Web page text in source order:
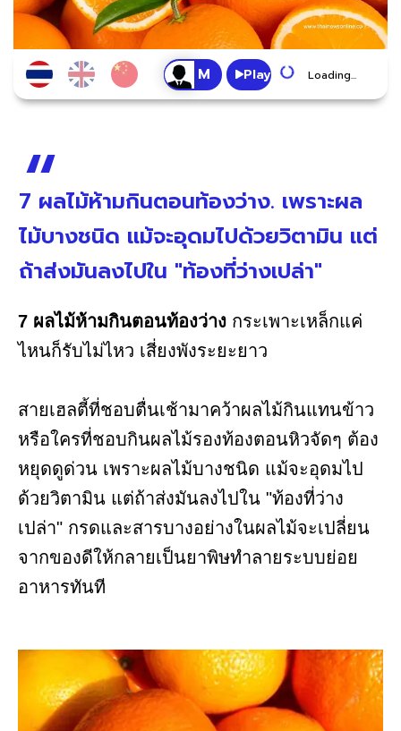
Play Loading...
7 ผลไม้ห้ามกินตอนท้องว่าง. เพราะผล
ไม้บางชนิด แม้จะอุดมไปด้วยวิตามิน แต่
ถ้าส่งมันลงไปใน "ท้องที่ว่างเปล่า"
7 ผลไม้ห้ามกินตอนท้องว่าง กระเพาะเหล็กแค่
ไหนก็รับไม่ไหว เสี่ยงพังระยะยาว
สายเฮลตี้ที่ชอบตื่นเช้ามาคว้าผลไม้กินแทนข้าว
หรือใครที่ชอบกินผลไม้รองท้องตอนหิวจัดๆ ต้อง
หยุดดูด่วน เพราะผลไม้บางชนิด แม้จะอุดมไป
ด้วยวิตามิน แต่ถ้าส่งมันลงไปใน "ท้องที่ว่าง
เปล่า" กรดและสารบางอย่างในผลไม้จะเปลี่ยน
จากของดีให้กลายเป็นยาพิษทำลายระบบย่อย
อาหารทันที